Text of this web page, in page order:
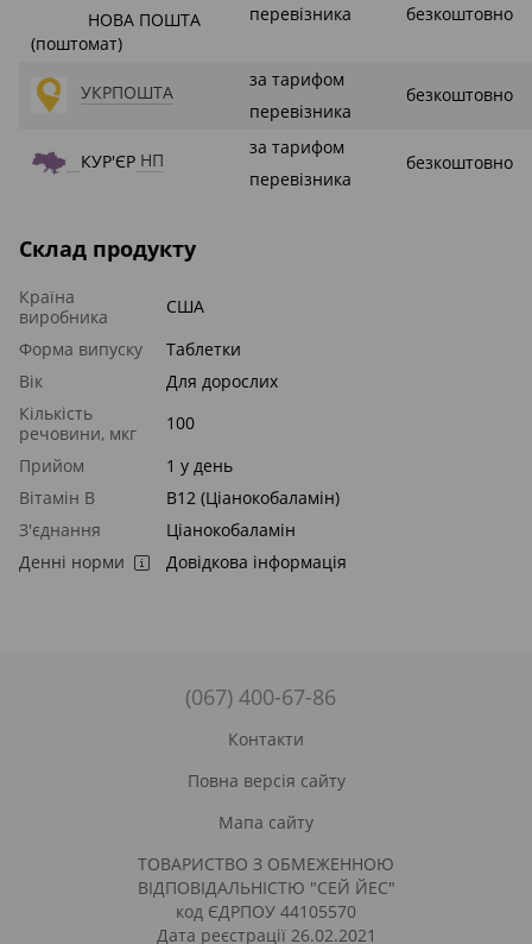
НОВА ПОШТА
(поштомат)
перевізника
безкоштовно
УКРПОШТА
за тарифом
перевізника
безкоштовно
КУР'ЄР НП
за тарифом
перевізника
безкоштовно
Склад продукту
Країна
виробника
США
Форма випуску
Таблетки
Вік
Для дорослих
Кількість
речовини, мкг
100
Прийом
1 у день
Вітамін B
B12 (Ціанокобаламін)
З'єднання
Ціанокобаламін
Денні норми
Довідкова інформація
(067) 400-67-86
Контакти
Повна версія сайту
Мапа сайту
ТОВАРИСТВО З ОБМЕЖЕННОЮ
ВІДПОВІДАЛЬНІСТЮ "СЕЙ ЙЕС"
код ЄДРПОУ 44105570
Дата реєстрації 26.02.2021